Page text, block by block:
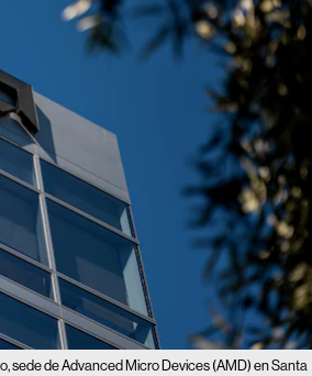
sede de Advanced Micro Devices (AMD) en Santa